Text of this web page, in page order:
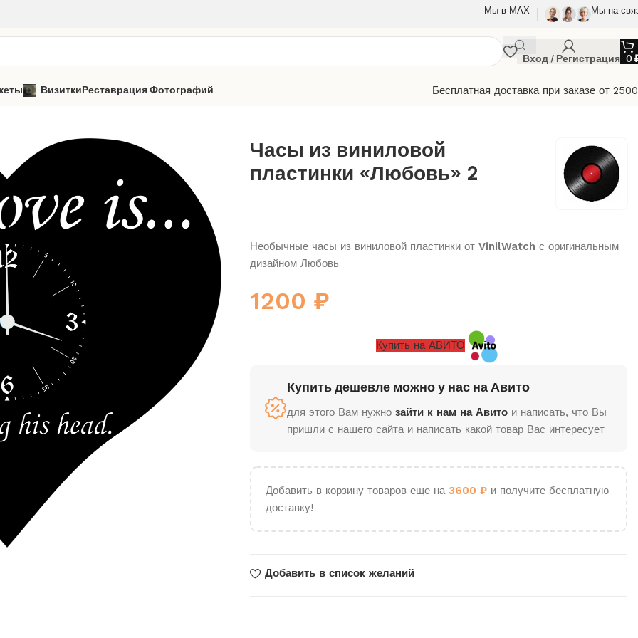
Мы в МАХ Мы на
Вход / Регистрация 0
ВизиткиРеставрация Фотографий
Бесплатная доставка при заказе от
виниловой пластинки «Любовь» 2
Часы из виниловой
пластинки «Любовь» 2
Необычные часы из виниловой пластинки от VinilWatch с оригинальным
дизайном Любовь
1200 ₽
Купить на АВИТО
Купить дешевле можно у нас на Авито
для этого Вам нужно зайти к нам на Авитои написать, что Вы
пришли с нашего сайта и написать какой товар Вас интересует
Добавить в корзину товаров еще на 3600 ₽и получите бесплатную
доставку!
Добавить в список желаний